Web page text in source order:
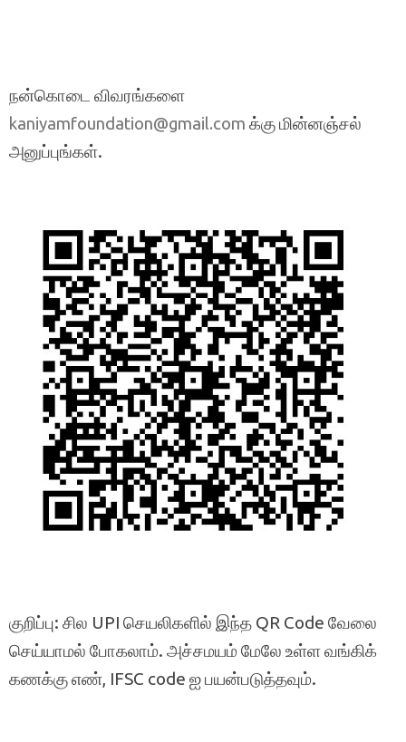
நன்கொடை விவரங்களை
kaniyamfoundation@gmail.com க்கு மின்னஞ்சல்
அனுப்புங்கள்.
குறிப்பு: சில UPI செயலிகளில் இந்த QR Code வேலை
செய்யாமல் போகலாம். அச்சமயம் மேலே உள்ள வங்கிக்
கணக்கு எண், IFSC code ஐ பயன்படுத்தவும்.